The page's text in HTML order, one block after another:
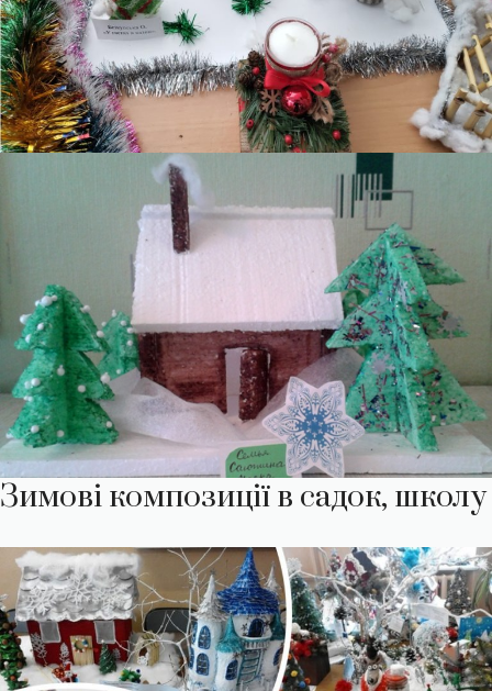
Зимові композиції в садок, школу